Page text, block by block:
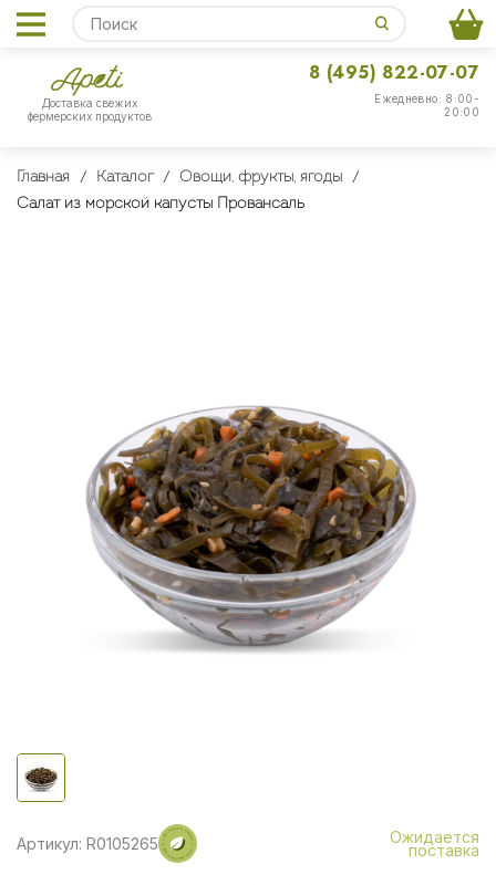
Доставка свежих
фермерских продуктов
Ежедневно: 8:00-
20:00
8 (495) 822-07-07
Главная Каталог
Овощи, фрукты, ягоды
Салат из морской капусты Провансаль
Артикул: R0105265 Ожидается
поставка